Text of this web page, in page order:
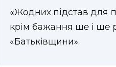
«Жодних підстав для
крім бажання ще і ще
«Батьківщини».